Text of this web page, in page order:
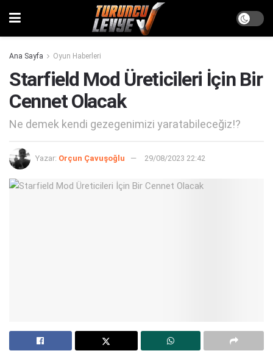
Ana Sayfa Oyun Haberleri
Starfield Mod Üreticileri İçin Bir
Cennet Olacak
Ne demek kendi gezegenimizi yaratabileceğiz!?
Yazar: Orçun Çavuşoğlu 29/08/2023 22:42